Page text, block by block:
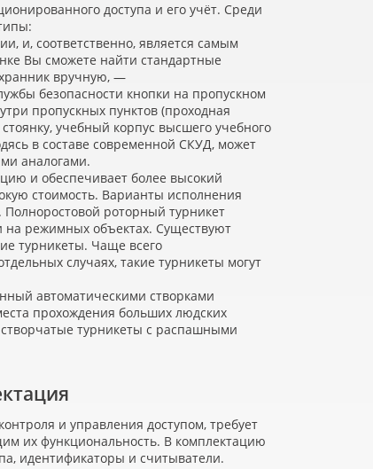
доступа и его учёт. Среди
и, соответственно, является самым
Вы сможете найти стандартные
вручную, —
безопасности кнопки на пропускном
пропускных пунктов (проходная
учебный корпус высшего учебного
в составе современной СКУД, может
аналогами.
и обеспечивает более высокий
стоимость. Варианты исполнения
роторный турникет
на режимных объектах. Существуют
турникеты. Чаще всего
случаях, такие турникеты могут
автоматическими створками
прохождения больших людских
турникеты с распашными
и управления доступом, требует
их функциональность. В комплектацию
идентификаторы и считыватели.